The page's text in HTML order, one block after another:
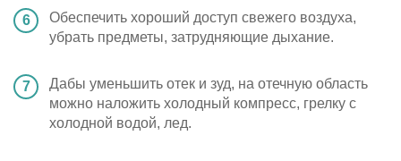
Обеспечить хороший доступ свежего воздуха,
убрать предметы, затрудняющие дыхание.
Дабы уменьшить отек и зуд, на отечную область
можно наложить холодный компресс, грелку с
холодной водой, лед.